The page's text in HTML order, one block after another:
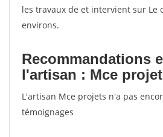
les travaux de et intervient sur Le
environs.
Recommandations
l'artisan : Mce
L'artisan Mce projets n'a pas
témoignages